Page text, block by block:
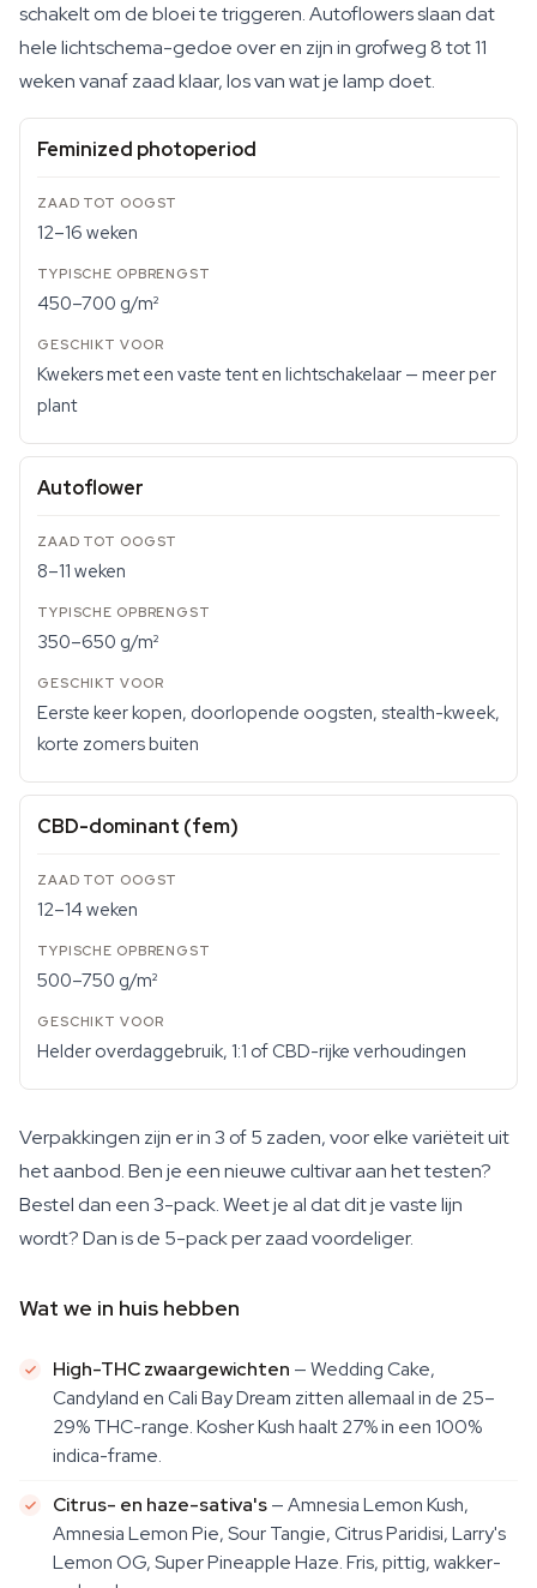
schakelt om de bloei te triggeren. Autoflowers slaan dat
hele lichtschema-gedoe over en zijn in grofweg 8 tot 11
weken vanaf zaad klaar, los van wat je lamp doet.
Feminized photoperiod
12–16 weken
450–700 g/m²
Kwekers met een vaste tent en lichtschakelaar — meer per
plant
Autoflower
8–11 weken
350–650 g/m²
Eerste keer kopen, doorlopende oogsten, stealth-kweek,
korte zomers buiten
CBD-dominant (fem)
12–14 weken
500–750 g/m²
Helder overdaggebruik, 1:1 of CBD-rijke verhoudingen
Verpakkingen zijn er in 3 of 5 zaden, voor elke variëteit uit
het aanbod. Ben je een nieuwe cultivar aan het testen?
Bestel dan een 3-pack. Weet je al dat dit je vaste lijn
wordt? Dan is de 5-pack per zaad voordeliger.
Wat we in huis hebben
High-THC zwaargewichten — Wedding Cake,
Candyland en Cali Bay Dream zitten allemaal in de 25–
29% THC-range. Kosher Kush haalt 27% in een 100%
indica-frame.
Citrus- en haze-sativa's— Amnesia Lemon Kush,
Amnesia Lemon Pie, Sour Tangie, Citrus Paridisi, Larry's
Lemon OG, Super Pineapple Haze. Fris, pittig, wakker-